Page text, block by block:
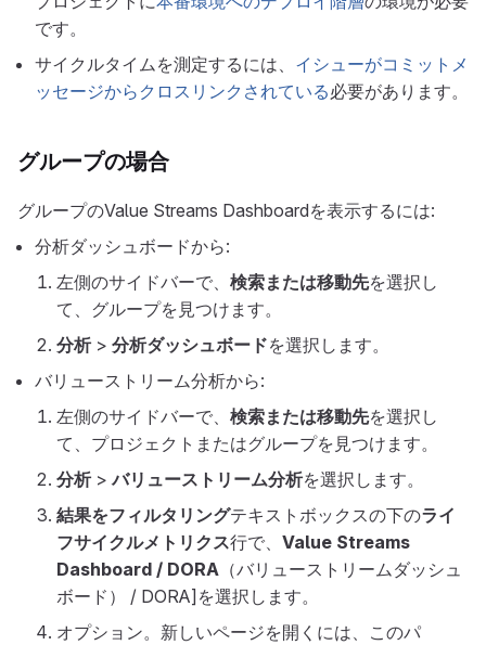
です。
サイクルタイムを測定するには、 イシューがコミットメ
ッセージからクロスリンクされている必要があります。
グループの場合
グループのValue Streams Dashboardを表示するには:
分析ダッシュボードから:
左側のサイドバーで、 検索または移動先を選択し
て、グループを見つけます。
分析> 分析ダッシュボードを選択します。
バリューストリーム分析から:
左側のサイドバーで、 検索または移動先を選択し
て、プロジェクトまたはグループを見つけます。
分析>バリューストリーム分析を選択します。
結果をフィルタリングテキストボックスの下のライ
フサイクルメトリクス行で、 Value Streams
Dashboard / DORA （バリューストリームダッシュ
ボード） / DORA]を選択します。
オプション。新しいページを開くには、このパ